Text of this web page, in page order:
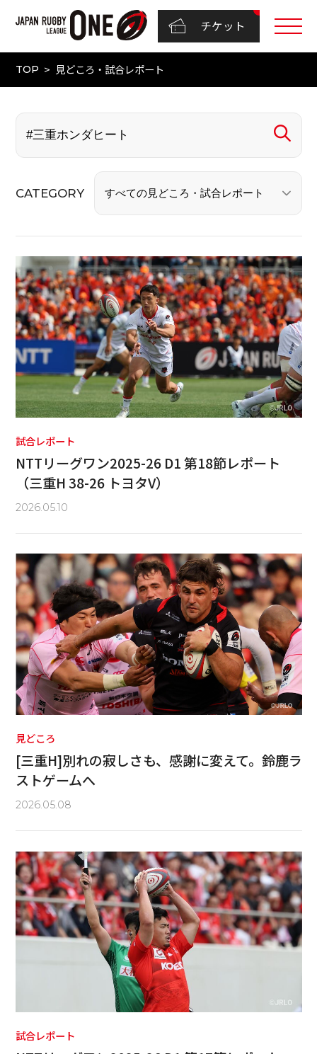
チケット
TOP 見どころ・試合レポート
CATEGORY
試合レポート
NTTリーグワン2025-26 D1 第18節レポート
（三重H 38-26 トヨタV）
2026.05.10
見どころ
[三重H]別れの寂しさも、感謝に変えて。鈴鹿ラ
ストゲームへ
2026.05.08
試合レポート